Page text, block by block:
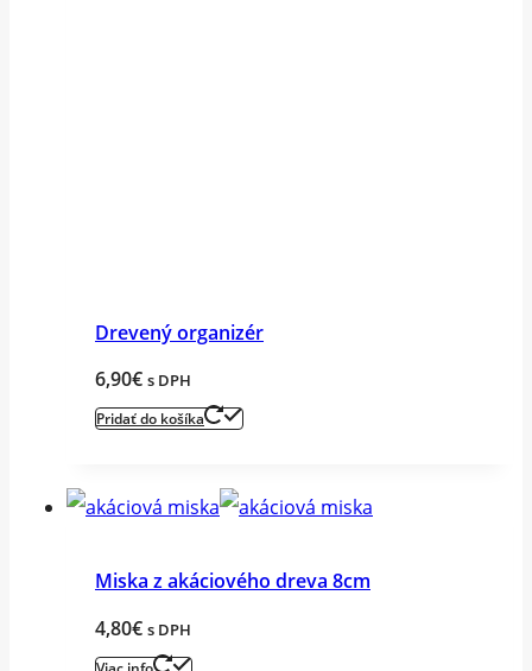
Drevený organizér
6,90€ s DPH
Pridať do košíka
Miska z akáciového dreva 8cm
4,80€ s DPH